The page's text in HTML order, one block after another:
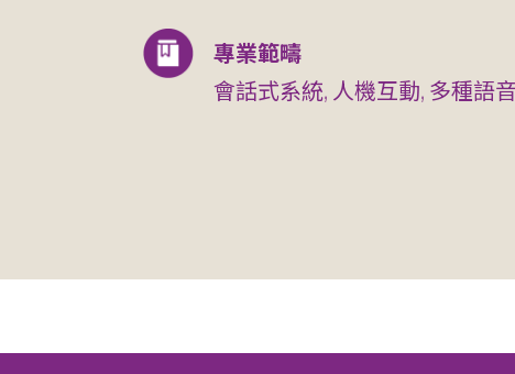
專業範疇
會話式系統, 人機互動, 多種語